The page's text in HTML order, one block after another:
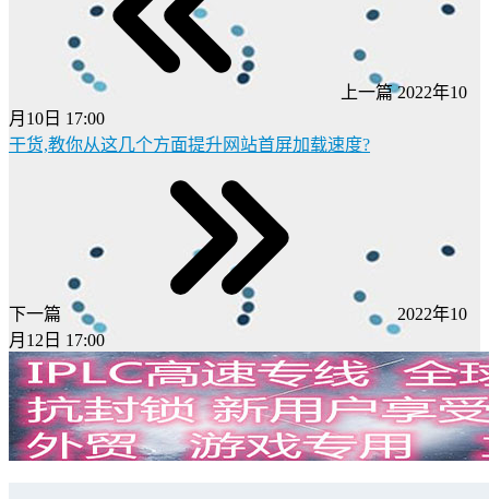
上一篇 2022年10
月10日 17:00
干货,教你从这几个方面提升网站首屏加载速度?
下一篇
2022年10
月12日 17:00